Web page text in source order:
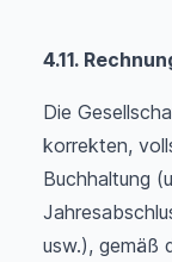
4.11.
Die
korrekten,
Buchhaltung
usw.), gemäß